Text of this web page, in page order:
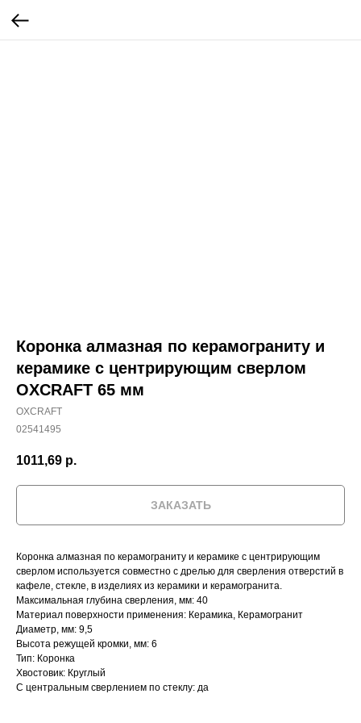
Коронка алмазная по керамограниту и
керамике с центрирующим сверлом
OXCRAFT 65 мм
OXCRAFT
02541495
1011,69 р.
ЗАКАЗАТЬ
Коронка алмазная по керамограниту и керамике с центрирующим
сверлом используется совместно с дрелью для сверления отверстий в
кафеле, стекле, в изделиях из керамики и керамогранита.
Максимальная глубина сверления, мм: 40
Материал поверхности применения: Керамика, Керамогранит
Диаметр, мм: 9,5
Высота режущей кромки, мм: 6
Тип: Коронка
Хвостовик: Круглый
С центральным сверлением по стеклу: да